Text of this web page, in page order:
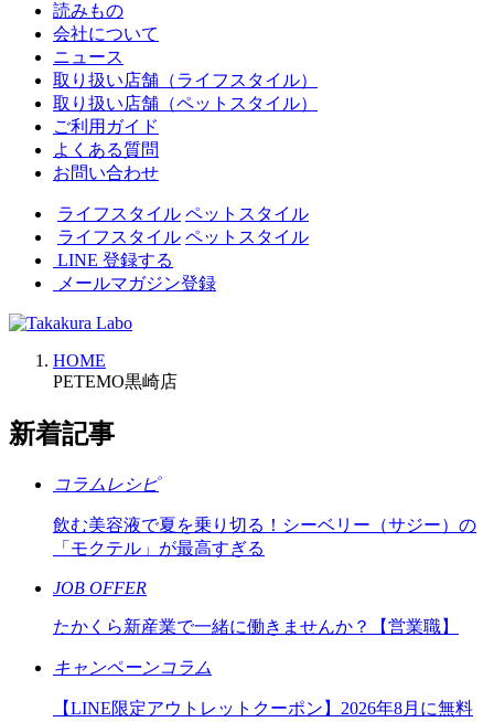
読みもの
会社について
ニュース
取り扱い店舗（ライフスタイル）
取り扱い店舗（ペットスタイル）
ご利用ガイド
よくある質問
お問い合わせ
ライフスタイル ペットスタイル
ライフスタイル ペットスタイル
LINE 登録する
メールマガジン登録
HOME
PETEMO黒崎店
新着記事
コラムレシピ
飲む美容液で夏を乗り切る！シーベリー（サジー）の
「モクテル」が最高すぎる
JOB OFFER
たかくら新産業で一緒に働きませんか？【営業職】
キャンペーンコラム
【LINE限定アウトレットクーポン】2026年8月に無料